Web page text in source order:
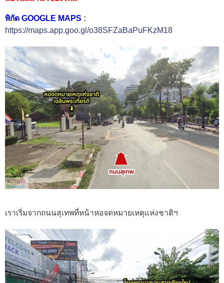
พิกัด GOOGLE MAPS :
https://maps.app.goo.gl/o38SFZaBaPuFKzM18
เราเริ่มจากถนนสุเทพที่หน้าหอจดหมายเหตุแห่งชาติฯ